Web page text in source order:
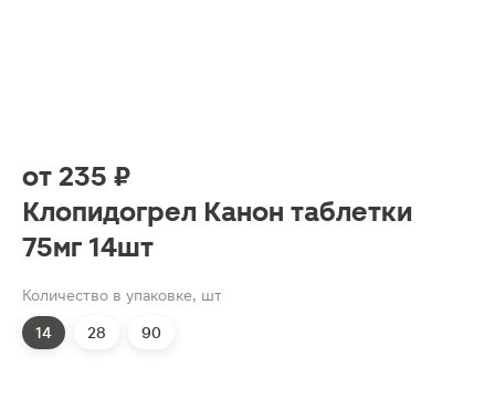
от 235 ₽
Клопидогрел Канон таблетки
75мг 14шт
Количество в упаковке, шт
14 28 90